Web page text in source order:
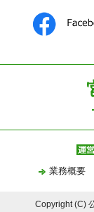
業務概要
Copyright (C)